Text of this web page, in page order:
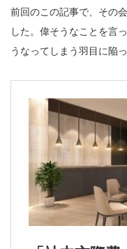
前回のこの記事で、その
した。偉そうなことを言
うなってしまう羽目に陥っ